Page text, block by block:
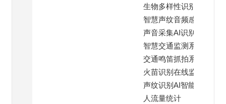
生物多样性识别系统
智慧声纹音频感知终端
声音采集AI识别系统
智慧交通监测系统
交通鸣笛抓拍系统
火苗识别在线监测
声纹识别AI智能模块
人流量统计